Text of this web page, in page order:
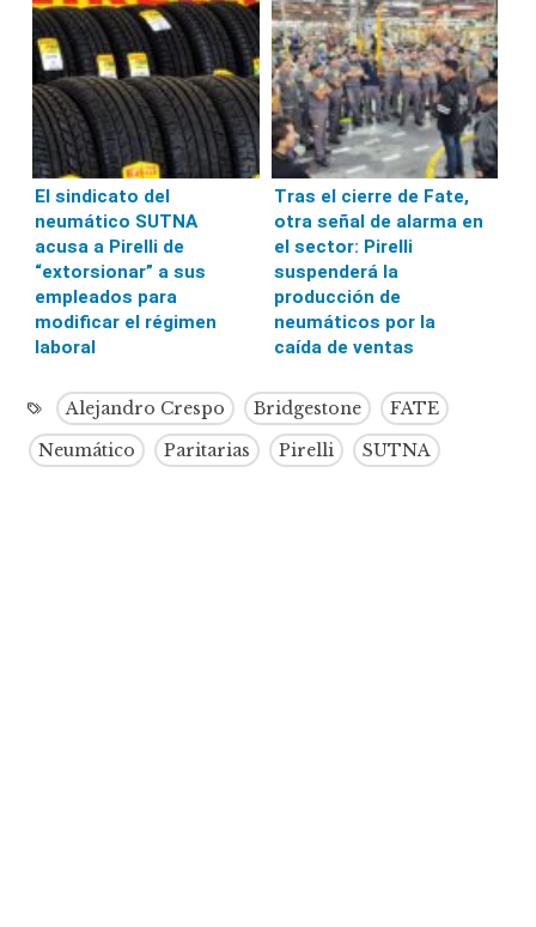
El sindicato del
neumático SUTNA
acusa a Pirelli de
“extorsionar” a sus
empleados para
modificar el régimen
laboral
Tras el cierre de Fate,
otra señal de alarma en
el sector: Pirelli
suspenderá la
producción de
neumáticos por la
caída de ventas
Alejandro Crespo Bridgestone
FATE
Neumático
Paritarias Pirelli SUTNA